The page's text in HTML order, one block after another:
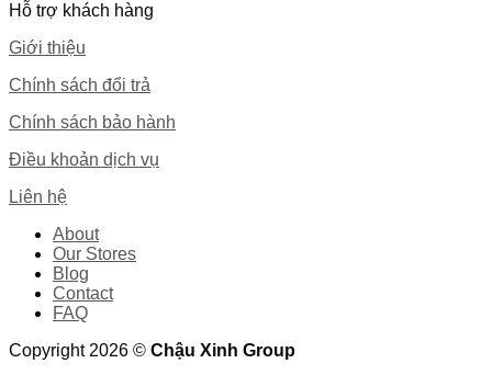
Hỗ trợ khách hàng
Giới thiệu
Chính sách đổi trả
Chính sách bảo hành
Điều khoản dịch vụ
Liên hệ
About
Our Stores
Blog
Contact
FAQ
Copyright 2026 © Chậu Xinh Group